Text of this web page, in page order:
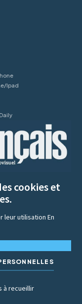
Ipad
cookies et
leur utilisationEn
à recueillir